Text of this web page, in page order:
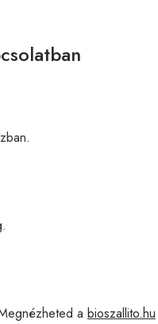
a bioszallito.hu